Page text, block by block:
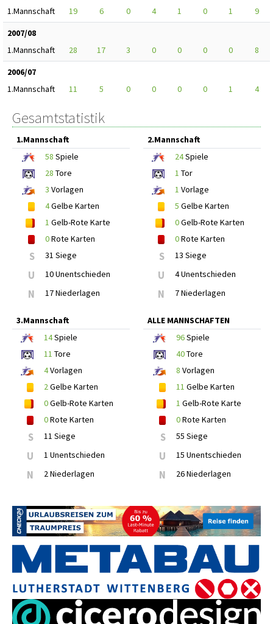
1.Mannschaft
19 6 0 4 1 0 1
9
2007/08
1.Mannschaft
28 17 3 0 0 0 0
8
2006/07
1.Mannschaft
11 5 0 0 0 0 1 4
Gesamtstatistik
1.Mannschaft
58 Spiele
28 Tore
3 Vorlagen
4Gelbe Karten
1 Gelb-Rote Karte
0Rote Karten
S 31 Siege
U 10 Unentschieden
N 17 Niederlagen
2.Mannschaft
24Spiele
1 Tor
1 Vorlage
5 Gelbe Karten
0Gelb-Rote Karten
0Rote Karten
S 13 Siege
U 4 Unentschieden
N 7 Niederlagen
3.Mannschaft
14Spiele
11 Tore
4Vorlagen
2Gelbe Karten
0Gelb-Rote Karten
0Rote Karten
S 11 Siege
U 1 Unentschieden
N 2 Niederlagen
ALLE MANNSCHAFTEN
96Spiele
40Tore
8 Vorlagen
11 Gelbe Karten
1 Gelb-Rote Karte
0Rote Karten
S 55 Siege
U 15 Unentschieden
N 26 Niederlagen